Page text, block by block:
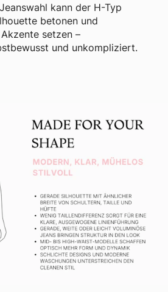
kann der H-Typ
betonen und
setzen –
und unkompliziert.